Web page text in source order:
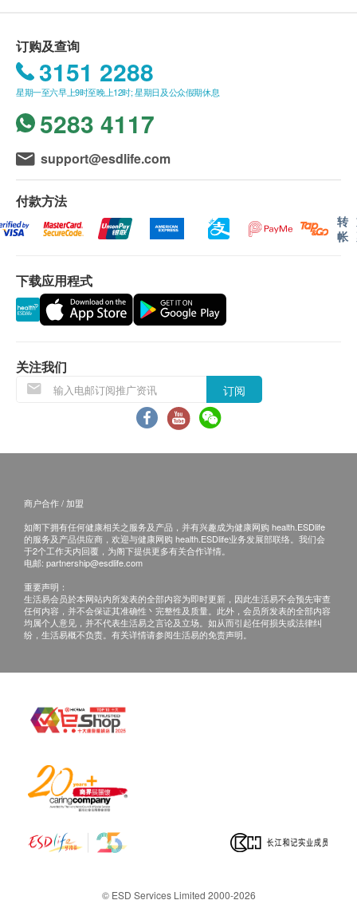
血压
身高
脉搏率
体重
血脂
总胆固醇
高密度胆固醇
甘油三酯
总胆固醇及高密度胆固醇比率
糖尿
空腹血糖
肝功能
白蛋白球蛋白比例
谷丙转氨酶
总胆红素
碱性磷酸酶
总蛋白质
肾功能
肌酸酐
钾
游离甲状腺素
白血球
HK$1,900.0
前列腺超声波
5% off
HK$1,710.0 HK$1,800
5% off
HK$1,120.0 HK$1,180
5% off
HK$1,710.0 HK$1,800
5% off
HK$1,810.0 HK$1,900
幽门螺旋菌吹气测试
5% off
进行健康检查后，一般情况下，需大概7 - 14 个工作
天跟进检查报告， 工作天不包括星期六、日及公众假
期。轮侯报告讲解时间会因应不同情况(如个别化验项
目所需时间或客人指明特定时段)而有所延长。
(1) 亲身领取：直接前往中环专科体检中心领取 及 听
取医生讲解报告
自取报告时间 :
星期一至五-上午 9am - 6pm
备注
讲解医疗服务: 电话或会面只提供一次服务
客户若体检后3个月内不提取报告，所有报告一律
政费(另议)。
客人需自行承担邮寄报告之风险。
如有争议，健康网购health.ESDlife 及 香港骏检
保留最后决定权。
咨询有认可资格的医生，作出诊断及治疗。
本服务/产品由商户提供。生活易【健康网购
有关此服务/产品的错漏或延误，或因使用此服务/
产品而引致的损失、损害、受伤或法律诉讼，健康
网购health.ESDlife概不负责。一切有关的索偿或
订购及查询
3151 2288
星期一至六早上9时至晚上12时; 星期日及公众假期休息
5283 4117
support@esdlife.com
付款方法
转
帐
下载应用程式
关注我们
订阅
商户合作 / 加盟
如阁下拥有任何健康相关之服务及产品，并有兴趣成为健康网购 health.ESDlife
的服务及产品供应商，欢迎与健康网购 health.ESDlife业务发展部联络。我们会
于2个工作天内回覆，为阁下提供更多有关合作详情。
电邮: partnership@esdlife.com
重要声明：
生活易会员於本网站内所发表的全部内容为即时更新，因此生活易不会预先审查
任何内容，并不会保证其准确性丶完整性及质量。此外，会员所发表的全部内容
均属个人意见，并不代表生活易之言论及立场。如从而引起任何损失或法律纠
纷，生活易概不负责。有关详情请参阅生活易的免责声明。
© ESD Services Limited 2000-2026